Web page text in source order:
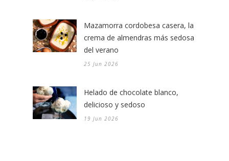
Mazamorra cordobesa casera, la
crema de almendras más sedosa
del verano
25 Jun 2026
Helado de chocolate blanco,
delicioso y sedoso
19 Jun 2026